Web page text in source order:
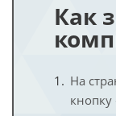
Как
На
кнопку